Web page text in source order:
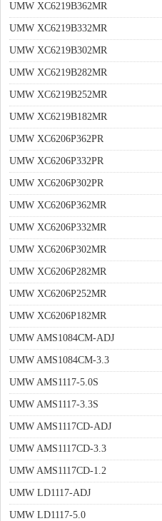
UMW XC6219B362MR
UMW XC6219B332MR
UMW XC6219B302MR
UMW XC6219B282MR
UMW XC6219B252MR
UMW XC6219B182MR
UMW XC6206P362PR
UMW XC6206P332PR
UMW XC6206P302PR
UMW XC6206P362MR
UMW XC6206P332MR
UMW XC6206P302MR
UMW XC6206P282MR
UMW XC6206P252MR
UMW XC6206P182MR
UMW AMS1084CM-ADJ
UMW AMS1084CM-3.3
UMW AMS1117-5.0S
UMW AMS1117-3.3S
UMW AMS1117CD-ADJ
UMW AMS1117CD-3.3
UMW AMS1117CD-1.2
UMW LD1117-ADJ
UMW LD1117-5.0